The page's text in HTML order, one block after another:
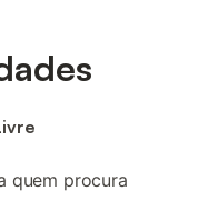
quem procura